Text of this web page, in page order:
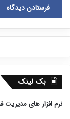
بک لینک
نرم افزار های مدیریت